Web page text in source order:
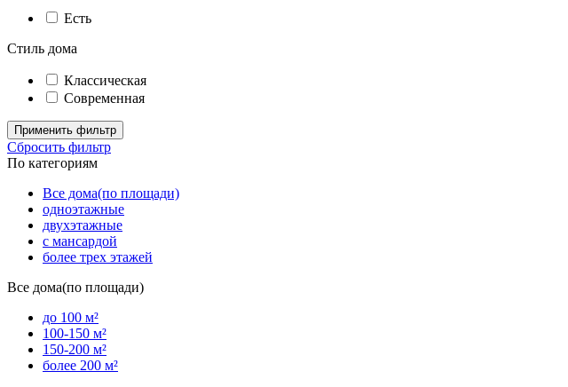
Есть
Стиль дома
Классическая
Современная
Применить фильтр
Сбросить фильтр
По категориям
Все дома(по площади)
одноэтажные
двухэтажные
с мансардой
более трех этажей
Все дома(по площади)
до 100 м²
100-150 м²
150-200 м²
более 200 м²